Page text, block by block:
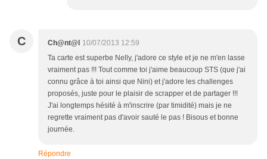
C Ch@nt@l
10/07/2013 12:59
Ta carte est superbe Nelly, j'adore ce style et je ne m'en lasse
vraiment pas !!! Tout comme toi j'aime beaucoup STS (que j'ai
connu grâce à toi ainsi que Nini) et j'adore les challenges
proposés, juste pour le plaisir de scrapper et de partager !!!
J'ai longtemps hésité à m'inscrire (par timidité) mais je ne
regrette vraiment pas d'avoir sauté le pas ! Bisous et bonne
journée.
Répondre